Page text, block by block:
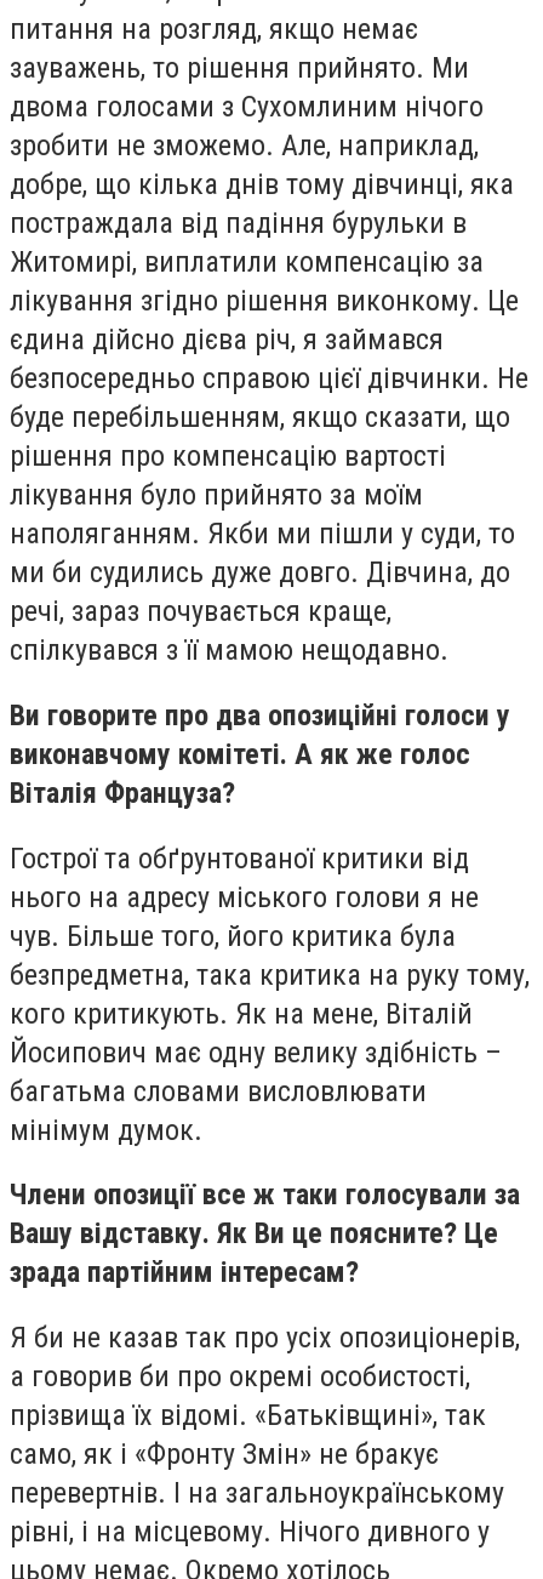
питання на розгляд, якщо немає
зауважень, то рішення прийнято. Ми
двома голосами з Сухомлиним нічого
зробити не зможемо. Але, наприклад,
добре, що кілька днів тому дівчинці, яка
постраждала від падіння бурульки в
Житомирі, виплатили компенсацію за
лікування згідно рішення виконкому. Це
єдина дійсно дієва річ, я займався
безпосередньо справою цієї дівчинки. Не
буде перебільшенням, якщо сказати, що
рішення про компенсацію вартості
лікування було прийнято за моїм
наполяганням. Якби ми пішли у суди, то
ми би судились дуже довго. Дівчина, до
речі, зараз почувається краще,
спілкувався з її мамою нещодавно.
Ви говорите про два опозиційні голоси у
виконавчому комітеті. А як же голос
Віталія Француза?
Гострої та обґрунтованої критики від
нього на адресу міського голови я не
чув. Більше того, його критика була
безпредметна, така критика на руку тому,
кого критикують. Як на мене, Віталій
Йосипович має одну велику здібність –
багатьма словами висловлювати
мінімум думок.
Члени опозиції все ж таки голосували за
Вашу відставку. Як Ви це поясните? Це
зрада партійним інтересам?
Я би не казав так про усіх опозиціонерів,
а говорив би про окремі особистості,
прізвища їх відомі. «Батьківщині», так
само, як і «Фронту Змін» не бракує
перевертнів. І на загальноукраїнському
рівні, і на місцевому. Нічого дивного у
цьому немає. Окремо хотілось